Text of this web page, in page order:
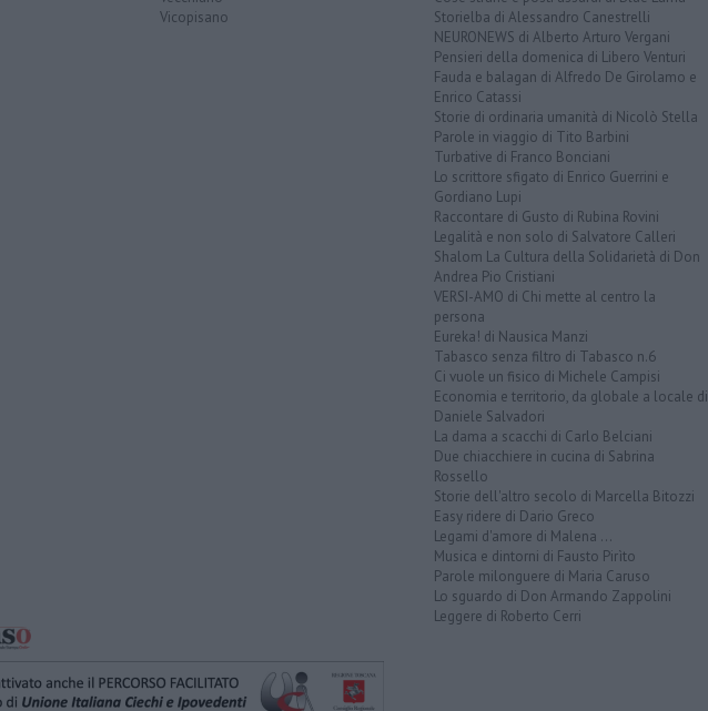
Vicopisano
Storielba di Alessandro Canestrelli
NEURONEWS di Alberto Arturo Vergani
Pensieri della domenica di Libero Venturi
Fauda e balagan di Alfredo De Girolamo e
Enrico Catassi
Storie di ordinaria umanità di Nicolò Stella
Parole in viaggio di Tito Barbini
Turbative di Franco Bonciani
Lo scrittore sfigato di Enrico Guerrini e
Gordiano Lupi
Raccontare di Gusto di Rubina Rovini
Legalità e non solo di Salvatore Calleri
Shalom La Cultura della Solidarietà di Don
Andrea Pio Cristiani
VERSI-AMO di Chi mette al centro la
persona
Eureka! di Nausica Manzi
Tabasco senza filtro di Tabasco n.6
Ci vuole un fisico di Michele Campisi
Economia e territorio, da globale a locale di
Daniele Salvadori
La dama a scacchi di Carlo Belciani
Due chiacchiere in cucina di Sabrina
Rossello
Storie dell'altro secolo di Marcella Bitozzi
Easy ridere di Dario Greco
Legami d'amore di Malena ...
Musica e dintorni di Fausto Pirìto
Parole milonguere di Maria Caruso
Lo sguardo di Don Armando Zappolini
Leggere di Roberto Cerri